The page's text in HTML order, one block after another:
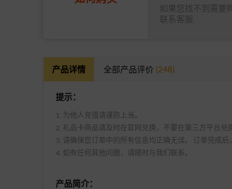
如果您找不到需要
联系客服.
产品详情 全部产品评价 (248)
提示：
1. 为他人充值请谨防上当。
2. 礼品卡商品请及时在官网兑换，不要在第三方平台兑
3. 请确保您订单中的所有信息均正确无误。 订单完成后
4. 如有任何其他问题，请随时与我们联系。
产品简介：